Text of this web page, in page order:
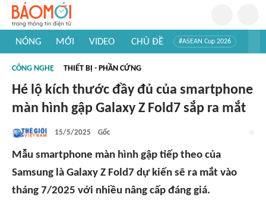
NÓNG MỚI VIDEO CHỦ ĐỀ #ASEAN Cup 2026
#Khám phá Việt Nam
#Khám phá thế giới
CÔNG NGHỆ THIẾT BỊ - PHẦN CỨNG
Hé lộ kích thước đầy đủ của smartphone
màn hình gập Galaxy Z Fold7 sắp ra mắt
15/5/2025 Gốc
Mẫu smartphone màn hình gập tiếp theo của
Samsung là Galaxy Z Fold7 dự kiến sẽ ra mắt vào
tháng 7/2025 với nhiều nâng cấp đáng giá.